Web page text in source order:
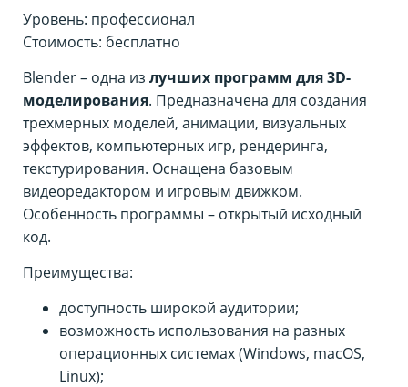
Уровень: профессионал
Стоимость: бесплатно
Blender – одна из лучших программ для 3D-
моделирования. Предназначена для создания
трехмерных моделей, анимации, визуальных
эффектов, компьютерных игр, рендеринга,
текстурирования. Оснащена базовым
видеоредактором и игровым движком.
Особенность программы – открытый исходный
код.
Преимущества:
доступность широкой аудитории;
возможность использования на разных
операционных системах (Windows, macOS,
Linux);